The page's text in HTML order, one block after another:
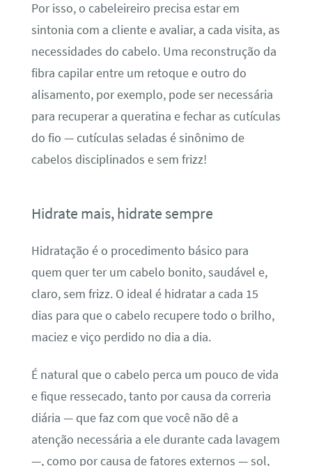
Por isso, o cabeleireiro precisa estar em
sintonia com a cliente e avaliar, a cada visita, as
necessidades do cabelo. Uma reconstrução da
fibra capilar entre um retoque e outro do
alisamento, por exemplo, pode ser necessária
para recuperar a queratina e fechar as cutículas
do fio — cutículas seladas é sinônimo de
cabelos disciplinados e sem frizz!
Hidrate mais, hidrate sempre
Hidratação é o procedimento básico para
quem quer ter um cabelo bonito, saudável e,
claro, sem frizz. O ideal é hidratar a cada 15
dias para que o cabelo recupere todo o brilho,
maciez e viço perdido no dia a dia.
É natural que o cabelo perca um pouco de vida
e fique ressecado, tanto por causa da correria
diária — que faz com que você não dê a
atenção necessária a ele durante cada lavagem
—, como por causa de fatores externos — sol,